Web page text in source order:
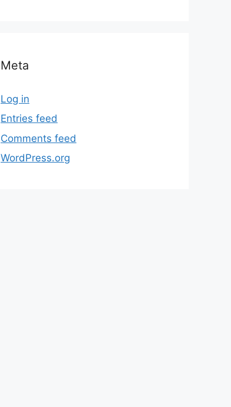
Meta
Log in
Entries feed
Comments feed
WordPress.org